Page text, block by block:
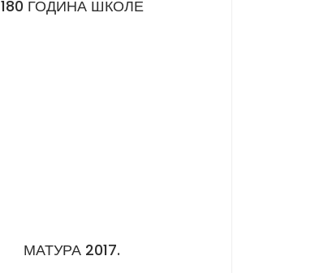
180 ГОДИНА ШКОЛЕ
МАТУРА 2017.